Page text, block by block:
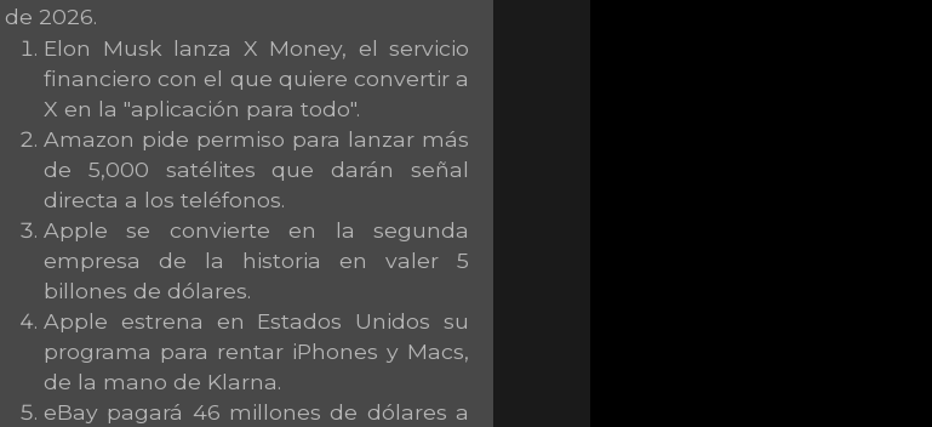
de 2026.
Elon Musk lanza X Money, el servicio
financiero con el que quiere convertir a
X en la "aplicación para todo".
Amazon pide permiso para lanzar más
de 5,000 satélites que darán señal
directa a los teléfonos.
Apple se convierte en la segunda
empresa de la historia en valer 5
billones de dólares.
Apple estrena en Estados Unidos su
programa para rentar iPhones y Macs,
de la mano de Klarna.
eBay pagará 46 millones de dólares a